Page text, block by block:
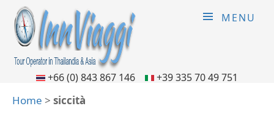
MENU
+66 (0) 843 867 146 +39 335 70 49 751
Home > siccità